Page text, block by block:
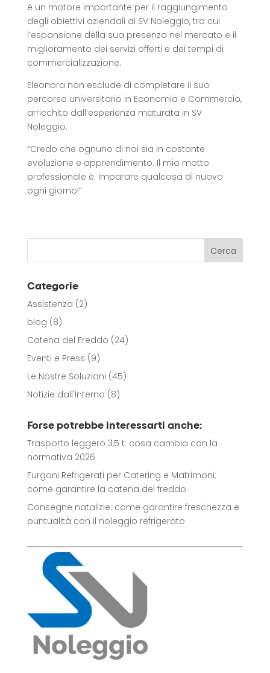
è un motore importante per il raggiungimento
degli obiettivi aziendali di SV Noleggio, tra cui
l’espansione della sua presenza nel mercato e il
miglioramento dei servizi offerti e dei tempi di
commercializzazione.
Eleonora non esclude di completare il suo
percorso universitario in Economia e Commercio,
arricchito dall’esperienza maturata in SV
Noleggio:
“Credo che ognuno di noi sia in costante
evoluzione e apprendimento. Il mio motto
professionale è: Imparare qualcosa di nuovo
ogni giorno!”
Categorie
Assistenza (2)
blog (8)
Catena del Freddo (24)
Eventi e Press (9)
Le Nostre Soluzioni (45)
Notizie dall'Interno (8)
Forse potrebbe interessarti anche:
Trasporto leggero 3,5 t: cosa cambia con la
normativa 2026
Furgoni Refrigerati per Catering e Matrimoni:
come garantire la catena del freddo
Consegne natalizie: come garantire freschezza e
puntualità con il noleggio refrigerato